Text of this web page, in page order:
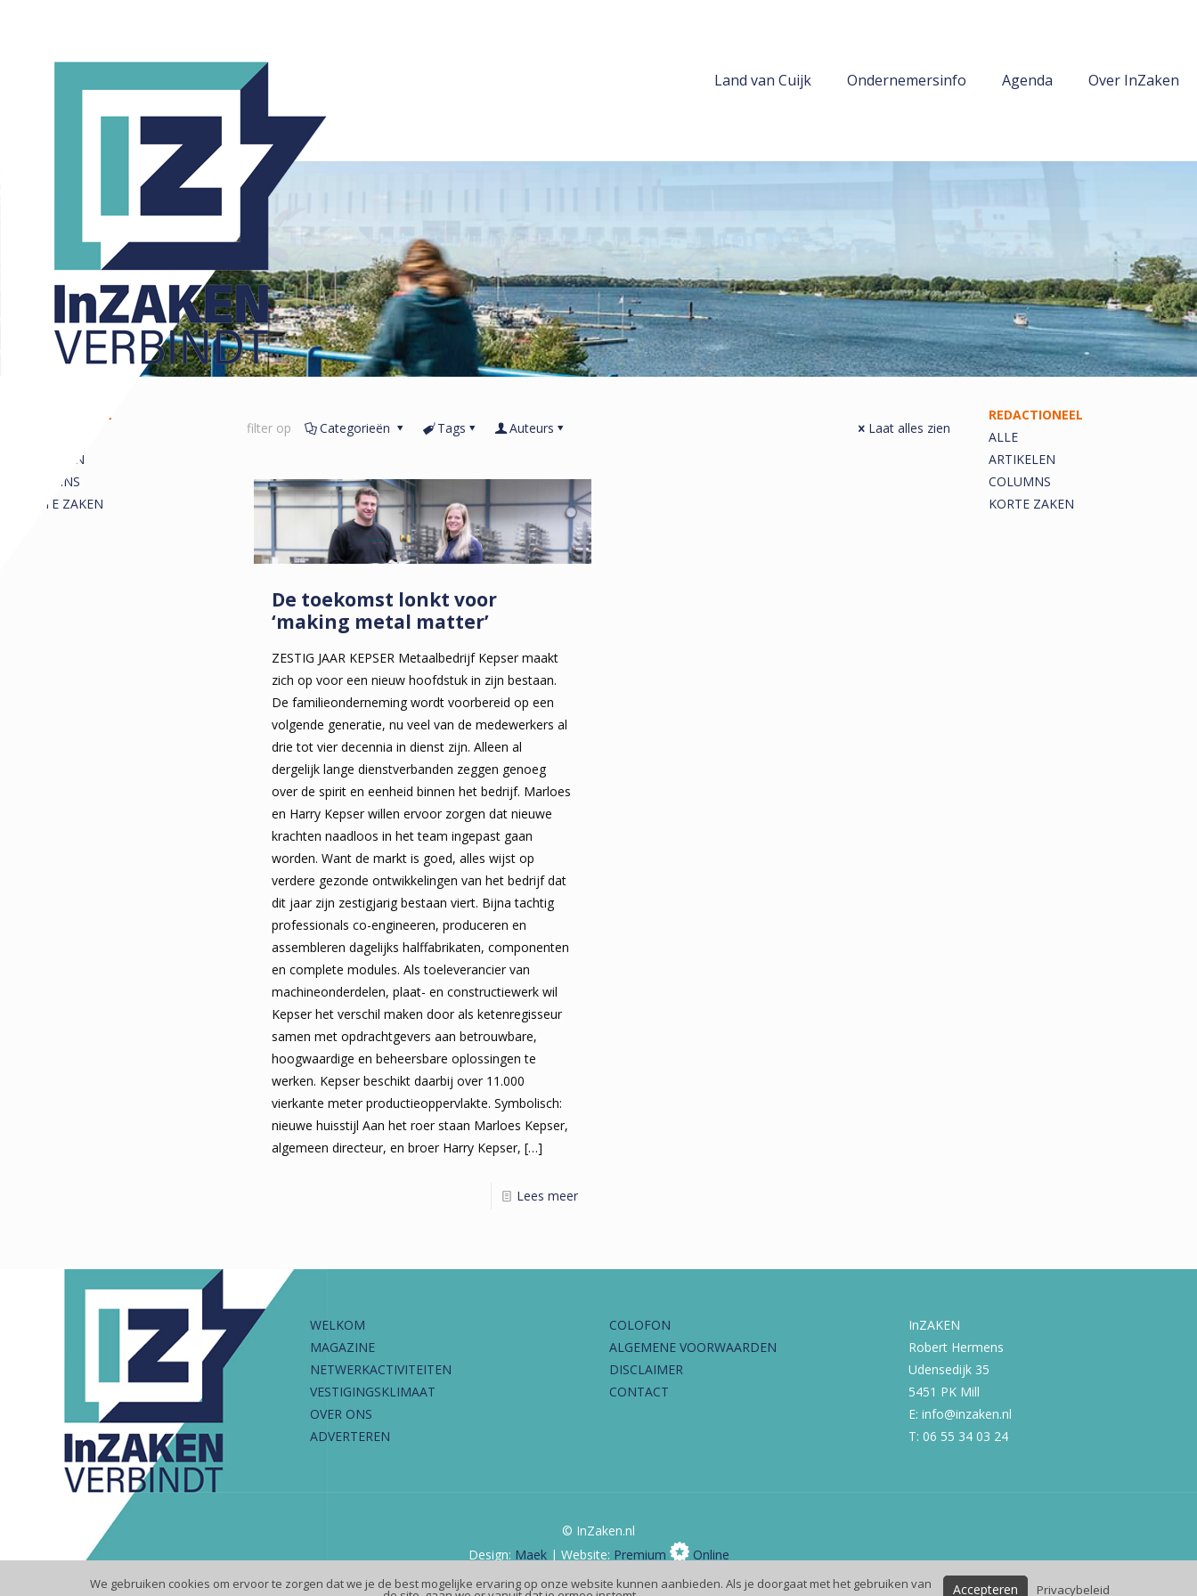
Land van Cuijk Ondernemersinfo Agenda Over InZaken
filter op Categorieën Tags Auteurs Laat alles zien
De toekomst lonkt voor
‘making metal matter’
ZESTIG JAAR KEPSER Metaalbedrijf Kepser maakt
zich op voor een nieuw hoofdstuk in zijn bestaan.
De familieonderneming wordt voorbereid op een
volgende generatie, nu veel van de medewerkers al
drie tot vier decennia in dienst zijn. Alleen al
dergelijk lange dienstverbanden zeggen genoeg
over de spirit en eenheid binnen het bedrijf. Marloes
en Harry Kepser willen ervoor zorgen dat nieuwe
krachten naadloos in het team ingepast gaan
worden. Want de markt is goed, alles wijst op
verdere gezonde ontwikkelingen van het bedrijf dat
dit jaar zijn zestigjarig bestaan viert. Bijna tachtig
professionals co-engineeren, produceren en
assembleren dagelijks halffabrikaten, componenten
en complete modules. Als toeleverancier van
machineonderdelen, plaat- en constructiewerk wil
Kepser het verschil maken door als ketenregisseur
samen met opdrachtgevers aan betrouwbare,
hoogwaardige en beheersbare oplossingen te
werken. Kepser beschikt daarbij over 11.000
vierkante meter productieoppervlakte. Symbolisch:
nieuwe huisstijl Aan het roer staan Marloes Kepser,
algemeen directeur, en broer Harry Kepser, […]
Lees meer
REDACTIONEEL
ARTIKELEN
COLUMNS
KORTE ZAKEN
REDACTIONEEL
ALLE
ARTIKELEN
COLUMNS
KORTE ZAKEN
WELKOM
MAGAZINE
NETWERKACTIVITEITEN
VESTIGINGSKLIMAAT
OVER ONS
ADVERTEREN
COLOFON
ALGEMENE VOORWAARDEN
DISCLAIMER
CONTACT
InZAKEN
Robert Hermens
Udensedijk 35
5451 PK Mill
E: info@inzaken.nl
T: 06 55 34 03 24
© InZaken.nl
Design: Maek| Website: Premium Online
We gebruiken cookies om ervoor te zorgen dat we je de best mogelijke ervaring op onze website kunnen aanbieden. Als je doorgaat met het gebruiken van Accepteren Privacybeleid